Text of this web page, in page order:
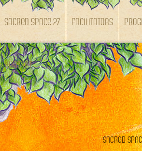
SACRED SPACE 27 Facilitators
Kontakt
Sacred